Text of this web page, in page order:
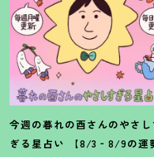
今週の暮れの酉さんのやさし
ぎる星占い 【8/3‐8/9の運